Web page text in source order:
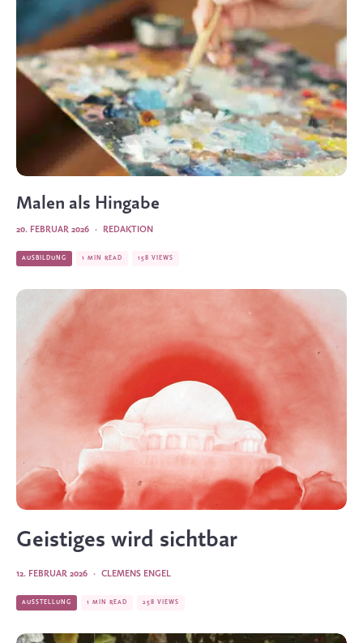
Malen als Hingabe
REDAKTION
·
20. FEBRUAR 2026
AUSBILDUNG 1 MIN READ 158 VIEWS
Geistiges wird sichtbar
CLEMENS ENGEL
·
12. FEBRUAR 2026
AUSSTELLUNG 1 MIN READ 258 VIEWS